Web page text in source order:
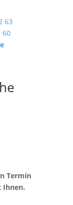
63
60
Termin
Ihnen.